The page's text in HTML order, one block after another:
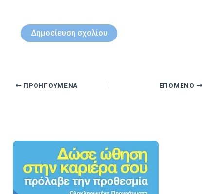
ΠΡΟΗΓΟΎΜΕΝΑ ΕΠΌΜΕΝΟ